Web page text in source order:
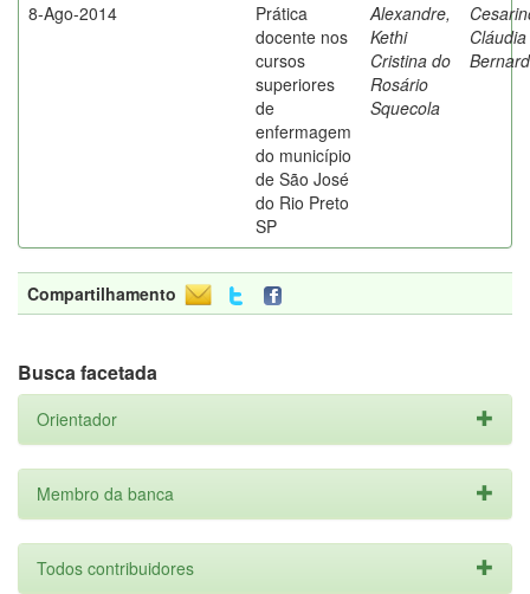
8-Ago-2014
Prática
docente nos
cursos
superiores
de
enfermagem
do município
de São José
do Rio Preto
SP
Alexandre,
Kethi
Cristina do
Rosário
Squecola
Cláudia
Compartilhamento
Busca facetada
Orientador
Membro da banca
Todos contribuidores